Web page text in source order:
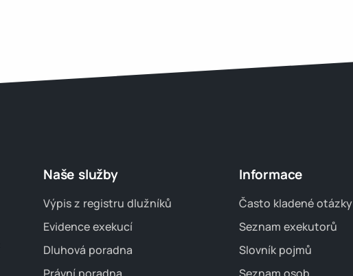
Naše služby
Výpis z registru dlužníků
Evidence exekucí
Dluhová poradna
Informace
Často kladené otázky
Seznam exekutorů
Slovník pojmů